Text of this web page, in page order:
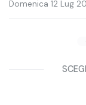
Domenica 12 Lug